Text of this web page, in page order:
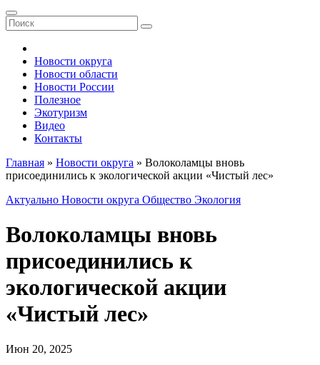
Новости округа
Новости области
Новости России
Полезное
Экотуризм
Видео
Контакты
Главная » Новости округа » Волоколамцы вновь
присоединились к экологической акции «Чистый лес»
Актуально Новости округа Общество Экология
Волоколамцы вновь
присоединились к
экологической акции
«Чистый лес»
Июн 20, 2025